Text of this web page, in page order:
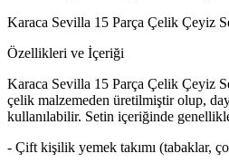
Karaca Sevilla 15 Parça Çelik Çeyiz
Özellikleri ve İçeriği
Karaca Sevilla 15 Parça Çelik Çeyiz
çelik malzemeden üretilmiştir olup,
kullanılabilir. Setin içeriğinde
- Çift kişilik yemek takımı (tabaklar,